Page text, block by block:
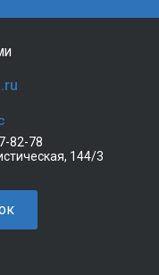
82-78
144/3